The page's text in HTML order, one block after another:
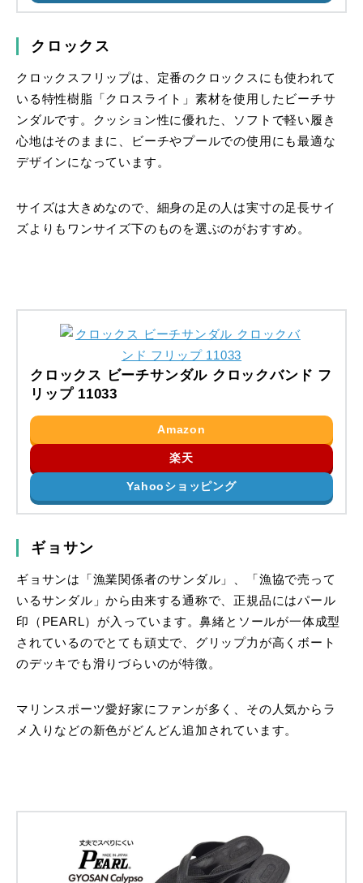
クロックス
クロックスフリップは、定番のクロックスにも使われて
いる特性樹脂「クロスライト」素材を使用したビーチサ
ンダルです。クッション性に優れた、ソフトで軽い履き
心地はそのままに、ビーチやプールでの使用にも最適な
デザインになっています。
サイズは大きめなので、細身の足の人は実寸の足長サイ
ズよりもワンサイズ下のものを選ぶのがおすすめ。
クロックス ビーチサンダル クロックバンド フ
リップ 11033
Amazon
楽天
Yahooショッピング
ギョサン
ギョサンは「漁業関係者のサンダル」、「漁協で売って
いるサンダル」から由来する通称で、正規品にはパール
印（PEARL）が入っています。鼻緒とソールが一体成型
されているのでとても頑丈で、グリップ力が高くボート
のデッキでも滑りづらいのが特徴。
マリンスポーツ愛好家にファンが多く、その人気からラ
メ入りなどの新色がどんどん追加されています。